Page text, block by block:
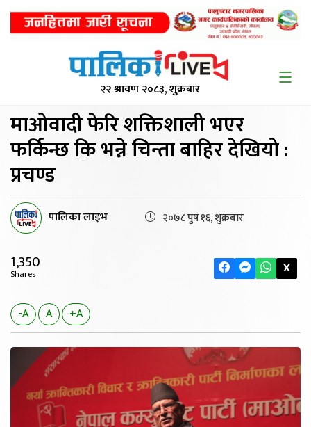
२२ श्रावण २०८३, शुक्रबार
माओवादी फेरि शक्तिशालीभएर
फर्किन्छ कि भन्ने चिन्ता बाहिर देखियो :
प्रचण्ड
पालिका लाइभ २०७८ पुष १६, शुक्रबार
1,350
Shares X
-A A +A